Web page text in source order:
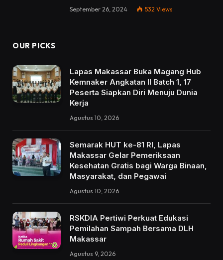
September 26, 2024 532 Views
OUR PICKS
Lapas Makassar Buka Magang Hub
Kemnaker Angkatan II Batch 1, 17
Peserta Siapkan Diri Menuju Dunia
Kerja
Agustus 10, 2026
Semarak HUT ke-81 RI, Lapas
Makassar Gelar Pemeriksaan
Kesehatan Gratis bagi Warga Binaan,
Masyarakat, dan Pegawai
Agustus 10, 2026
RSKDIA Pertiwi Perkuat Edukasi
Pemilahan Sampah Bersama DLH
Makassar
Agustus 9, 2026